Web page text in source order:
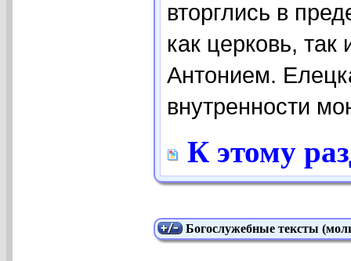
вторглись в
как церковь,
Антонием.
внутренности
К этому
Богослужебные тексты